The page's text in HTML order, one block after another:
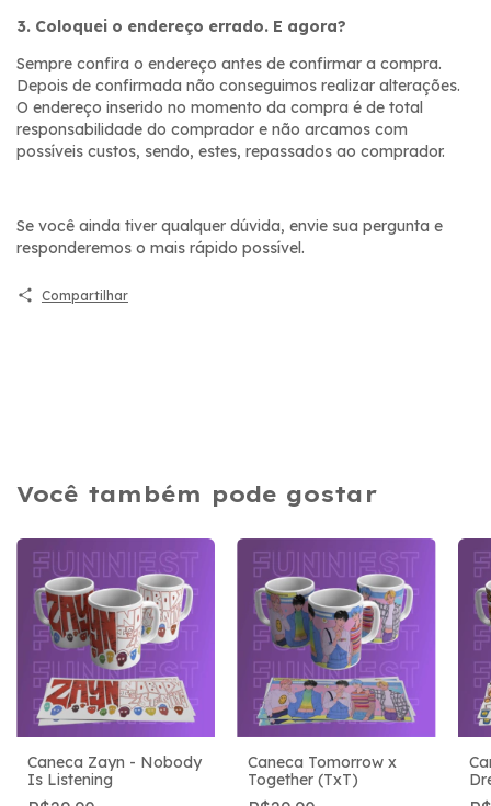
3. Coloquei o endereço errado. E agora?
Sempre confira o endereço antes de confirmar a compra.
Depois de confirmada não conseguimos realizar alterações.
O endereço inserido no momento da compra é de total
responsabilidade do comprador e não arcamos com
possíveis custos, sendo, estes, repassados ao comprador.
Se você ainda tiver qualquer dúvida, envie sua pergunta e
responderemos o mais rápido possível.
Compartilhar
Você também pode gostar
Caneca Zayn - Nobody
Is Listening
Caneca Tomorrow x
Together (TxT)